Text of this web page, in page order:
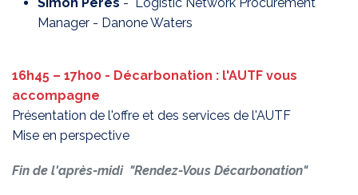
Manager - Danone Waters
16h45 – 17h00 - Décarbonation : l'AUTF vous
accompagne
Présentation de l'offre et des services de l'AUTF
Mise en perspective
Fin de l'après-midi "Rendez-Vous Décarbonation"